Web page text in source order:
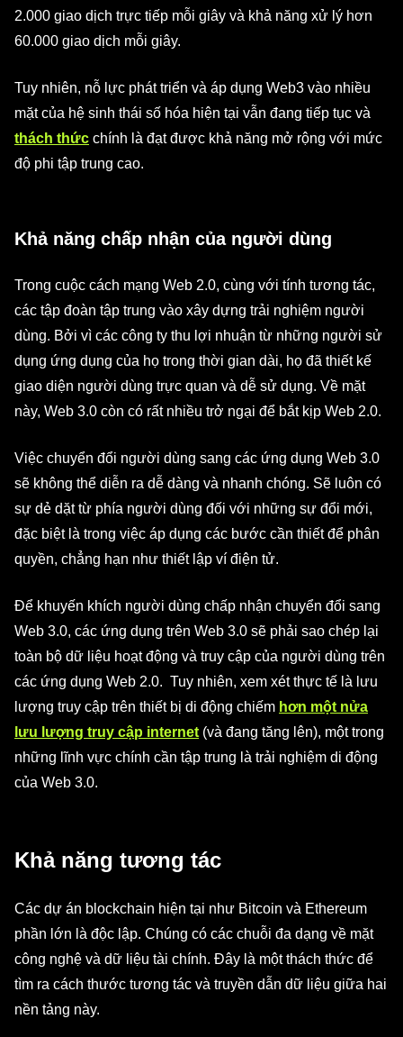
2.000 giao dịch trực tiếp mỗi giây và khả năng xử lý hơn
60.000 giao dịch mỗi giây.
Tuy nhiên, nỗ lực phát triển và áp dụng Web3 vào nhiều
mặt của hệ sinh thái số hóa hiện tại vẫn đang tiếp tục và
thách thức chính là đạt được khả năng mở rộng với mức
độ phi tập trung cao.
Khả năng chấp nhận của người dùng
Trong cuộc cách mạng Web 2.0, cùng với tính tương tác,
các tập đoàn tập trung vào xây dựng trải nghiệm người
dùng. Bởi vì các công ty thu lợi nhuận từ những người sử
dụng ứng dụng của họ trong thời gian dài, họ đã thiết kế
giao diện người dùng trực quan và dễ sử dụng. Về mặt
này, Web 3.0 còn có rất nhiều trở ngại để bắt kịp Web 2.0.
Việc chuyển đổi người dùng sang các ứng dụng Web 3.0
sẽ không thể diễn ra dễ dàng và nhanh chóng. Sẽ luôn có
sự dẻ dặt từ phía người dùng đối với những sự đổi mới,
đặc biệt là trong việc áp dụng các bước cần thiết để phân
quyền, chẳng hạn như thiết lập ví điện tử.
Để khuyến khích người dùng chấp nhận chuyển đổi sang
Web 3.0, các ứng dụng trên Web 3.0 sẽ phải sao chép lại
toàn bộ dữ liệu hoạt động và truy cập của người dùng trên
các ứng dụng Web 2.0. Tuy nhiên, xem xét thực tế là lưu
lượng truy cập trên thiết bị di động chiếm hơn một nửa
lưu lượng truy cập internet (và đang tăng lên), một trong
những lĩnh vực chính cần tập trung là trải nghiệm di động
của Web 3.0.
Khả năng tương tác
Các dự án blockchain hiện tại như Bitcoin và Ethereum
phần lớn là độc lập. Chúng có các chuỗi đa dạng về mặt
công nghệ và dữ liệu tài chính. Đây là một thách thức để
tìm ra cách thước tương tác và truyền dẫn dữ liệu giữa hai
nền tảng này.